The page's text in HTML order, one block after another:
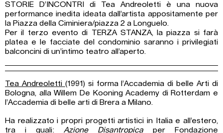
STORIE D’INCONTRI di Tea Andreoletti è una nuova
performance inedita ideata dall’artista appositamente per
la Piazza della Ciminiera/piazza 2 a Longuelo.
Per il terzo evento di TERZA STANZA, la piazza si farà
platea e le facciate del condominio saranno i privilegiati
balconcini di un’intimo teatro all’aperto.
Tea Andreoletti (1991) si forma l’Accademia di belle Arti di
Bologna, alla Willem De Kooning Academy di Rotterdam e
l’Accademia di belle arti di Brera a Milano.
Ha realizzato i propri progetti artistici in Italia e all’estero,
tra i quali: Azione Disantropica per Fondazione